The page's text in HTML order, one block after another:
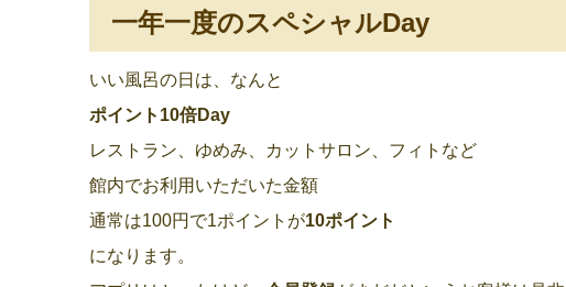
一年一度のスペシャルDay
いい風呂の日は、なんと
ポイント10倍Day
レストラン、ゆめみ、カットサロン、フィトなど
館内でお利用いただいた金額
通常は100円で1ポイントが10ポイント
になります。